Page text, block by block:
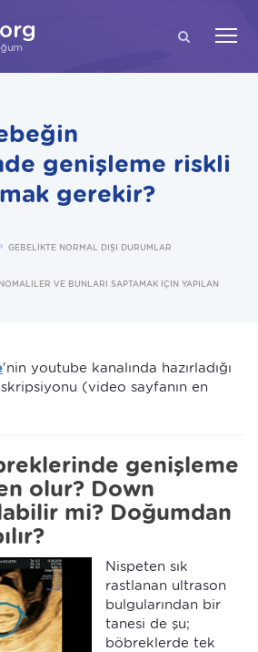
ARA
genişleme riskli
gerekir?
GEBELİKTE NORMAL DIŞI DURUMLAR
VE BUNLARI SAPTAMAK İÇİN YAPILAN
'nin youtube kanalında hazırladığı
(video sayfanın en
genişleme
olur? Down
mi? Doğumdan
Nispeten sık
rastlanan ultrason
bulgularından bir
tanesi de şu;
böbreklerde tek